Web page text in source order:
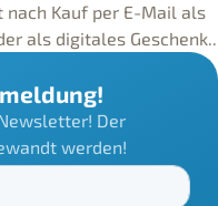
nach Kauf per E-Mail als
als digitales Geschenk..
Der
werden!